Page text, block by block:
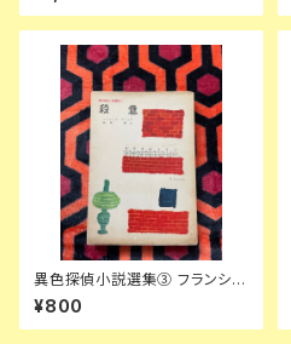
中野良子
異色探偵小説選集③ フランシ
ス・アイルズ「殺意」延原謙 訳 初
版 装幀:花森安治 日本出版共同
株式会社
¥800